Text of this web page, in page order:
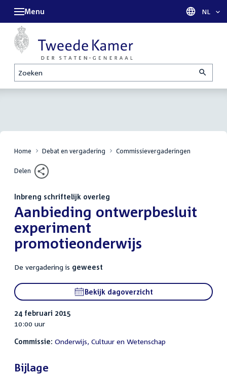
Zoeken
Menu Taal
NL
Home Debat en vergadering Commissievergaderingen
Delen
Inbreng schriftelijk overleg
Aanbieding ontwerpbesluit
experiment
promotieonderwijs
De vergadering is geweest
Bekijk dagoverzicht
24 februari 2015
10:00 uur
Commissie: Onderwijs, Cultuur en Wetenschap
Bijlage